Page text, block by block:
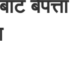
बेपत्ता